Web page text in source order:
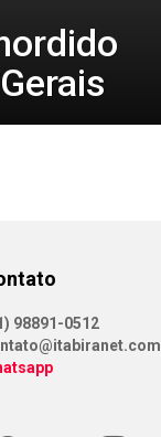
98891-0512